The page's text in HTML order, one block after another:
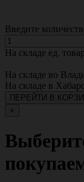
Введите
На складе ед.
На складе во
На складе в
ПЕРЕЙТИ В
×